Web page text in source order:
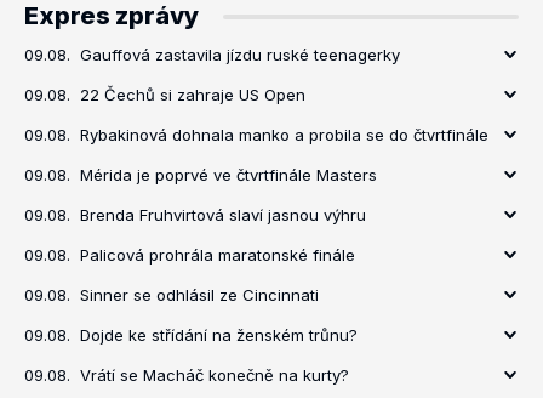
Expres zprávy
09.08. Gauffová zastavila jízdu ruské teenagerky
09.08. 22 Čechů si zahraje US Open
09.08. Rybakinová dohnala manko a probila se do čtvrtfinále
09.08. Mérida je poprvé ve čtvrtfinále Masters
09.08. Brenda Fruhvirtová slaví jasnou výhru
09.08. Palicová prohrála maratonské finále
09.08. Sinner se odhlásil ze Cincinnati
09.08. Dojde ke střídání na ženském trůnu?
09.08. Vrátí se Macháč konečně na kurty?